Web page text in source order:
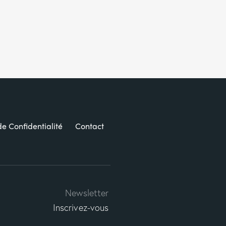
Confidentialité Contact
Newsletter
Inscrivez-vous